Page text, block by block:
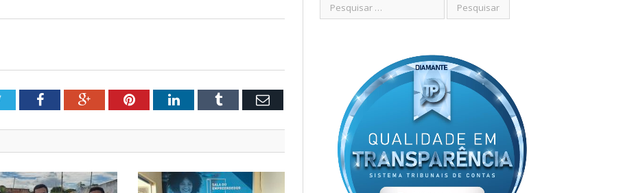
TwitterFacebookGoogle+PinterestLinkedInTumblr Email